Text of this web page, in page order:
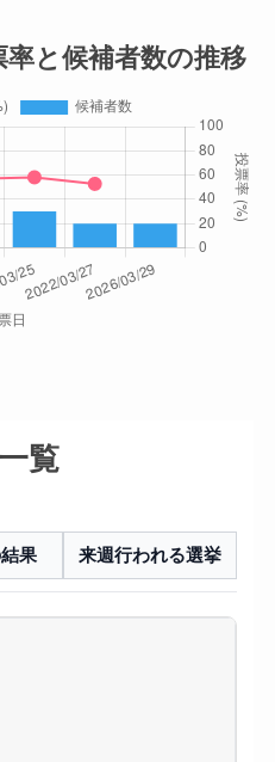
と候補者数の推移
覧
果 来週行われる選挙